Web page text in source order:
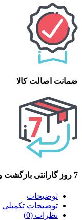
ضمانت اصالت کالا
7 روز گارانتی بازگشت وجه
توضیحات
توضیحات تکمیلی
نظرات (0)